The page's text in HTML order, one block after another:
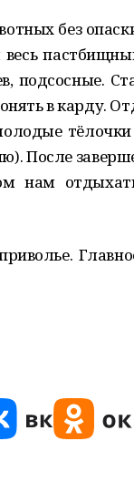
без
подсосные.
в карду.
После
нам